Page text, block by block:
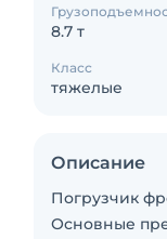
8.7 т
Класс
тяжелые
Описание
Погрузчик
Основные